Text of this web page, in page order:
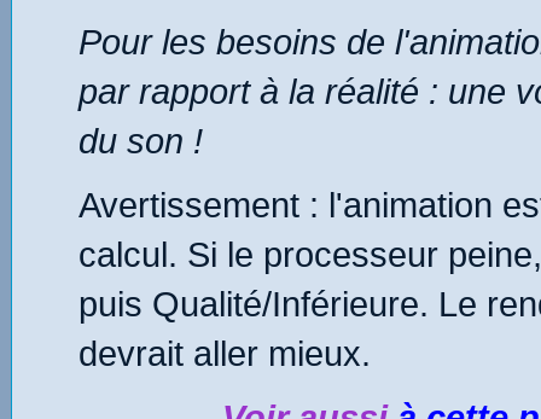
Pour les besoins de
par rapport à la réalité : une
du son !
Avertissement : l'animation
calcul. Si le processeur
puis Qualité/Inférieure. Le
devrait aller mieux.